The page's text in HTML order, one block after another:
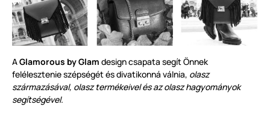
AGlamorous by Glam design csapata segít Önnek
felélesztenie szépségét és divatikonná válnia, olasz
származásával, olasz termékeivel és az olasz hagyományok
segítségével.